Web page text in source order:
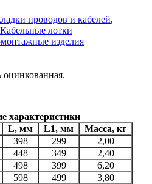
проводов и кабелей,
Кабельные лотки
изделия
оцинкованная.
характеристики
L, мм L1, мм
Масса, кг
398 299
2,00
448 349
2,40
498 399
6,20
598 499
3,80